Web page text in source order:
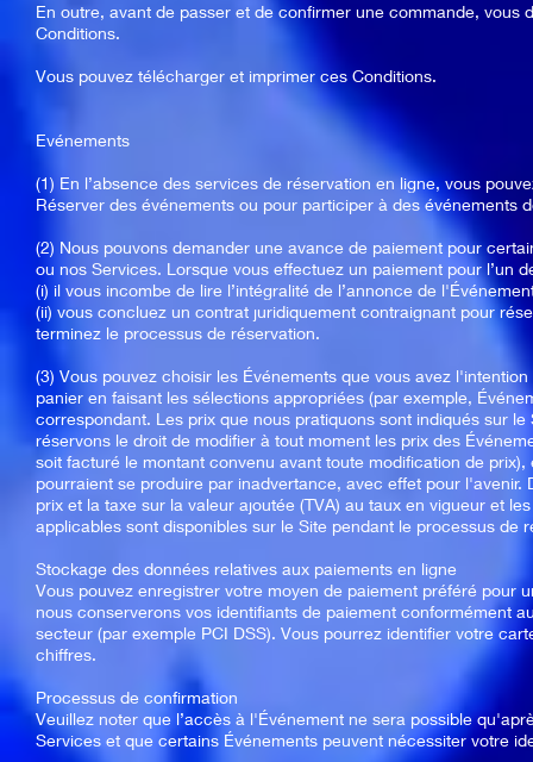
En outre, avant de passer et de confirmer une commande, vous
Conditions.
Vous pouvez télécharger et imprimer ces Conditions.
Evénements
(1) En l’absence des services de réservation en ligne, vous
Réserver des événements ou pour participer à des événements
(2) Nous pouvons demander une avance de paiement pour
ou nos Services. Lorsque vous effectuez un paiement pour l’un
(i) il vous incombe de lire l’intégralité de l’annonce de
(ii) vous concluez un contrat juridiquement contraignant pour
terminez le processus de réservation.
(3) Vous pouvez choisir les Événements que vous avez
panier en faisant les sélections appropriées (par exemple,
correspondant. Les prix que nous pratiquons sont indiqués sur
réservons le droit de modifier à tout moment les prix des
soit facturé le montant convenu avant toute modification de
pourraient se produire par inadvertance, avec effet pour l'avenir.
prix et la taxe sur la valeur ajoutée (TVA) au taux en vigueur et
applicables sont disponibles sur le Site pendant le processus de
Stockage des données relatives aux paiements en ligne
Vous pouvez enregistrer votre moyen de paiement préféré pour
nous conserverons vos identifiants de paiement conformément
secteur (par exemple PCI DSS). Vous pourrez identifier votre
chiffres.
Processus de confirmation
Veuillez noter que l’accès à l'Événement ne sera possible
Services et que certains Événements peuvent nécessiter votre